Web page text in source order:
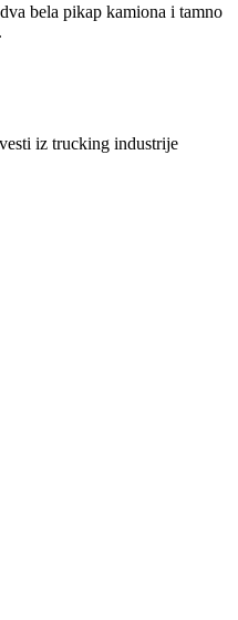
bela pikap kamiona i tamno
iz trucking industrije